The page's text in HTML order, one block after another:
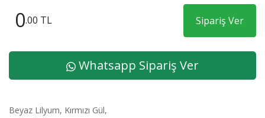
0.00 TL Sipariş Ver
Whatsapp Sipariş Ver
Beyaz Lilyum, Kırmızı Gül,